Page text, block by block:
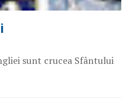
sunt crucea Sfântului